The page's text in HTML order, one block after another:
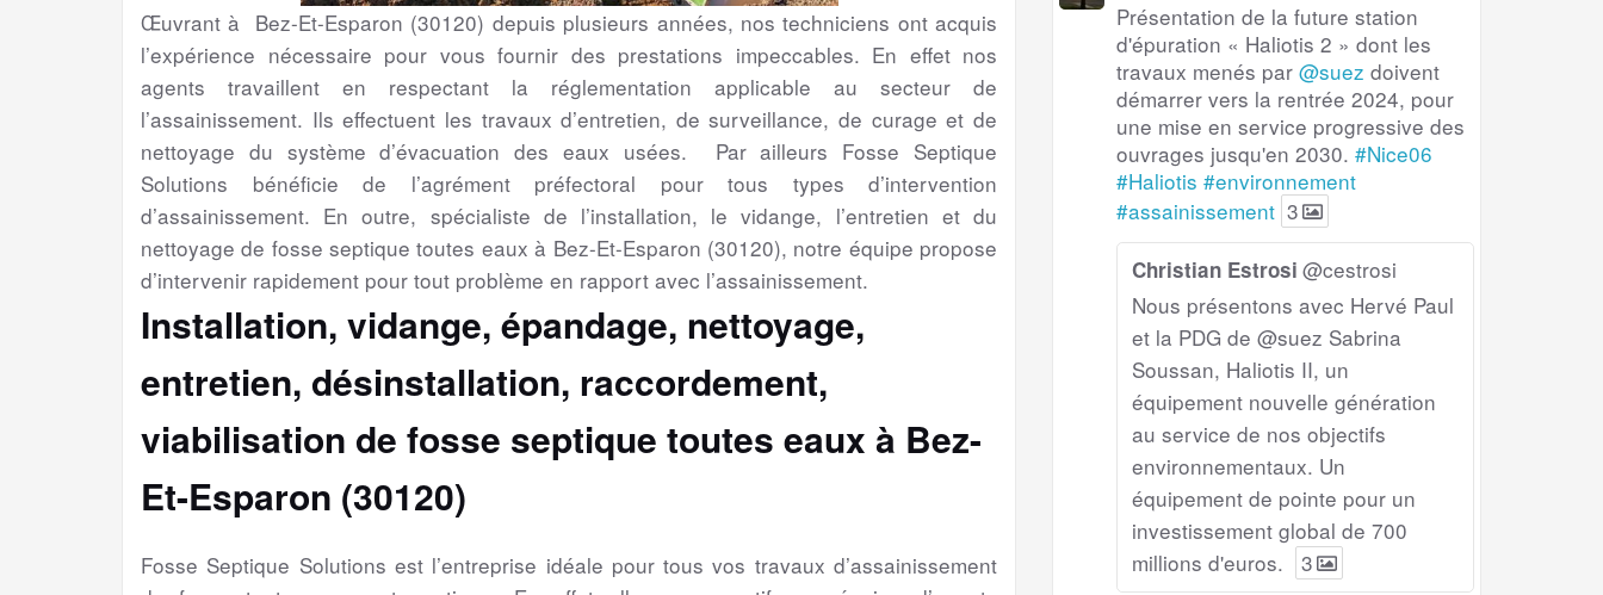
Œuvrant à Bez-Et-Esparon (30120) depuis plusieurs années, nos techniciens ont acquis
l’expérience nécessaire pour vous fournir des prestations impeccables. En effet nos
agents travaillent en respectant la réglementation applicable au secteur de
l’assainissement. Ils effectuent les travaux d’entretien, de surveillance, de curage et de
nettoyage du système d’évacuation des eaux usées. Par ailleurs Fosse Septique
Solutions bénéficie de l’agrément préfectoral pour tous types d’intervention
d’assainissement. En outre, spécialiste de l’installation, le vidange, l’entretien et du
nettoyage de fosse septique toutes eaux à Bez-Et-Esparon (30120), notre équipe propose
d’intervenir rapidement pour tout problème en rapport avec l’assainissement.
Installation, vidange, épandage, nettoyage,
entretien, désinstallation, raccordement,
viabilisation de fosse septique toutes eaux à Bez-
Et-Esparon (30120)
Fosse Septique Solutions est l’entreprise idéale pour tous vos travaux d’assainissement
Présentation de la future station
d'épuration « Haliotis 2 » dont les
travaux menés par @suez doivent
démarrer vers la rentrée 2024, pour
une mise en service progressive des
ouvrages jusqu'en 2030. #Nice06
#Haliotis #environnement
#assainissement 3
Christian Estrosi @cestrosi
Nous présentons avec Hervé Paul
et la PDG de @suez Sabrina
Soussan, Haliotis II, un
équipement nouvelle génération
au service de nos objectifs
environnementaux. Un
équipement de pointe pour un
investissement global de 700
millions d'euros.
3